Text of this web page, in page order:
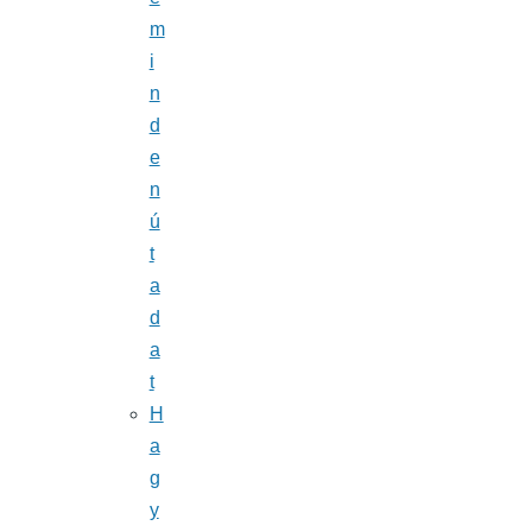
m
i
n
d
e
n
ú
t
a
d
a
t
H
a
g
y